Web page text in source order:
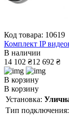
Код товара: 10619
Комплект IP
В наличии
14 102 ₴12 692 ₴
В корзину
В корзину
Установка:
Тип подключения: